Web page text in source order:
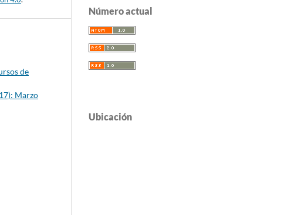
de
Marzo
Número actual
Ubicación